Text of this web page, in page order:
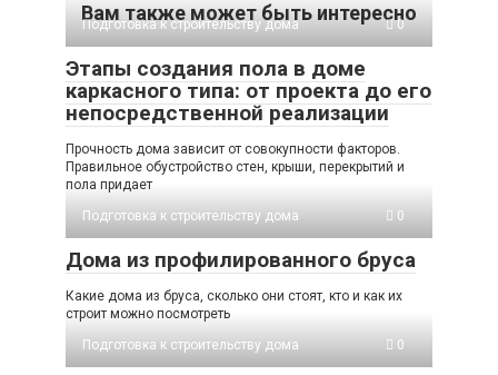
Вам также может быть интересно
Подготовка к строительству дома 0
Этапы создания пола в доме
каркасного типа: от проекта до его
непосредственной реализации
Прочность дома зависит от совокупности факторов.
Правильное обустройство стен, крыши, перекрытий и
пола придает
Подготовка к строительству дома
0
Дома из профилированного бруса
Какие дома из бруса, сколько они стоят, кто и как их
строит можно посмотреть
Подготовка к строительству дома
0